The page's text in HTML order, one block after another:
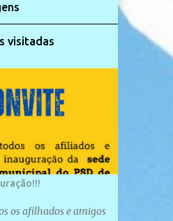
visitadas
os afilhados e amigos